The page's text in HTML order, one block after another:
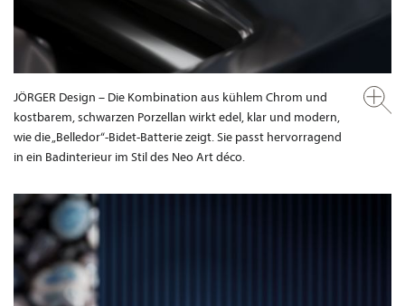
JÖRGER Design – Die Kombination aus kühlem Chrom und
kostbarem, schwarzen Porzellan wirkt edel, klar und modern,
wie die „Belledor“-Bidet-Batterie zeigt. Sie passt hervorragend
in ein Badinterieur im Stil des Neo Art déco.